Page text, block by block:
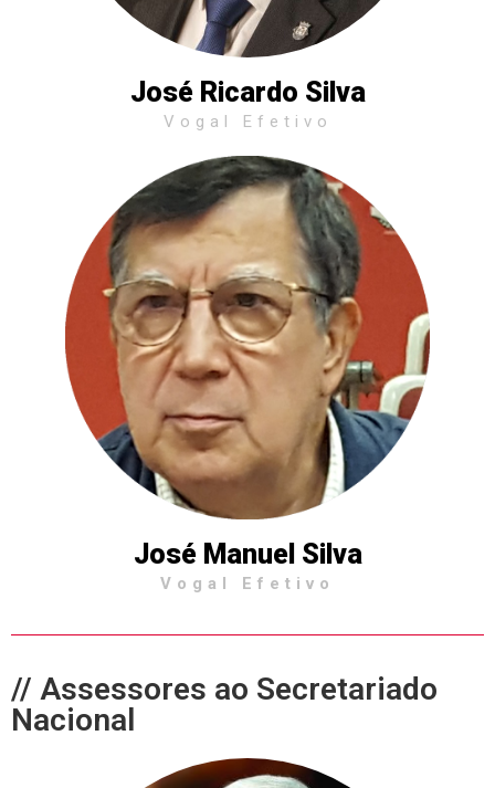
José Ricardo Silva
Vogal Efetivo
José Manuel Silva
Vogal Efetivo
// Assessores ao Secretariado
Nacional